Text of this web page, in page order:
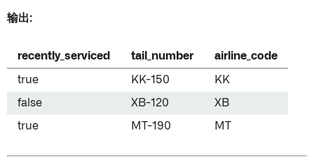
输出:
recently_serviced tail_number airline_code
true KK-150 KK
false XB-120 XB
true MT-190 MT